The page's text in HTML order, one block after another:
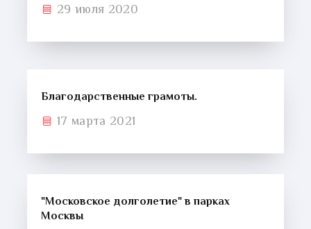
29 июля 2020
Благодарственные грамоты.
17 марта 2021
"Московское долголетие" в парках
Москвы